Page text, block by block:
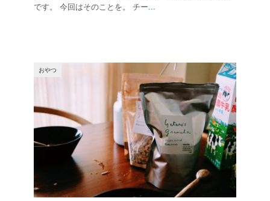
です。 今回はそのことを。 チー...
おやつ